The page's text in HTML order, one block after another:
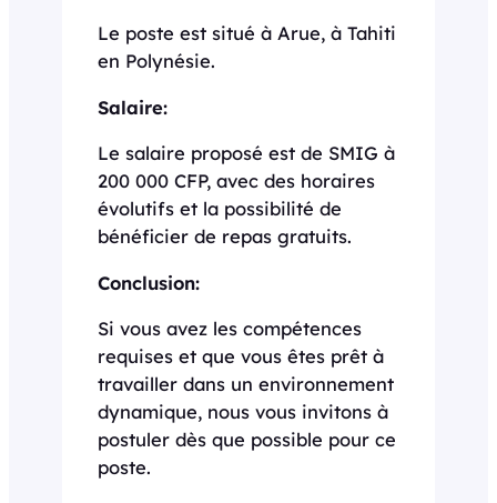
Le poste est situé à Arue, à Tahiti
en Polynésie.
Salaire:
Le salaire proposé est de SMIG à
200 000 CFP, avec des horaires
évolutifs et la possibilité de
bénéficier de repas gratuits.
Conclusion:
Si vous avez les compétences
requises et que vous êtes prêt à
travailler dans un environnement
dynamique, nous vous invitons à
postuler dès que possible pour ce
poste.